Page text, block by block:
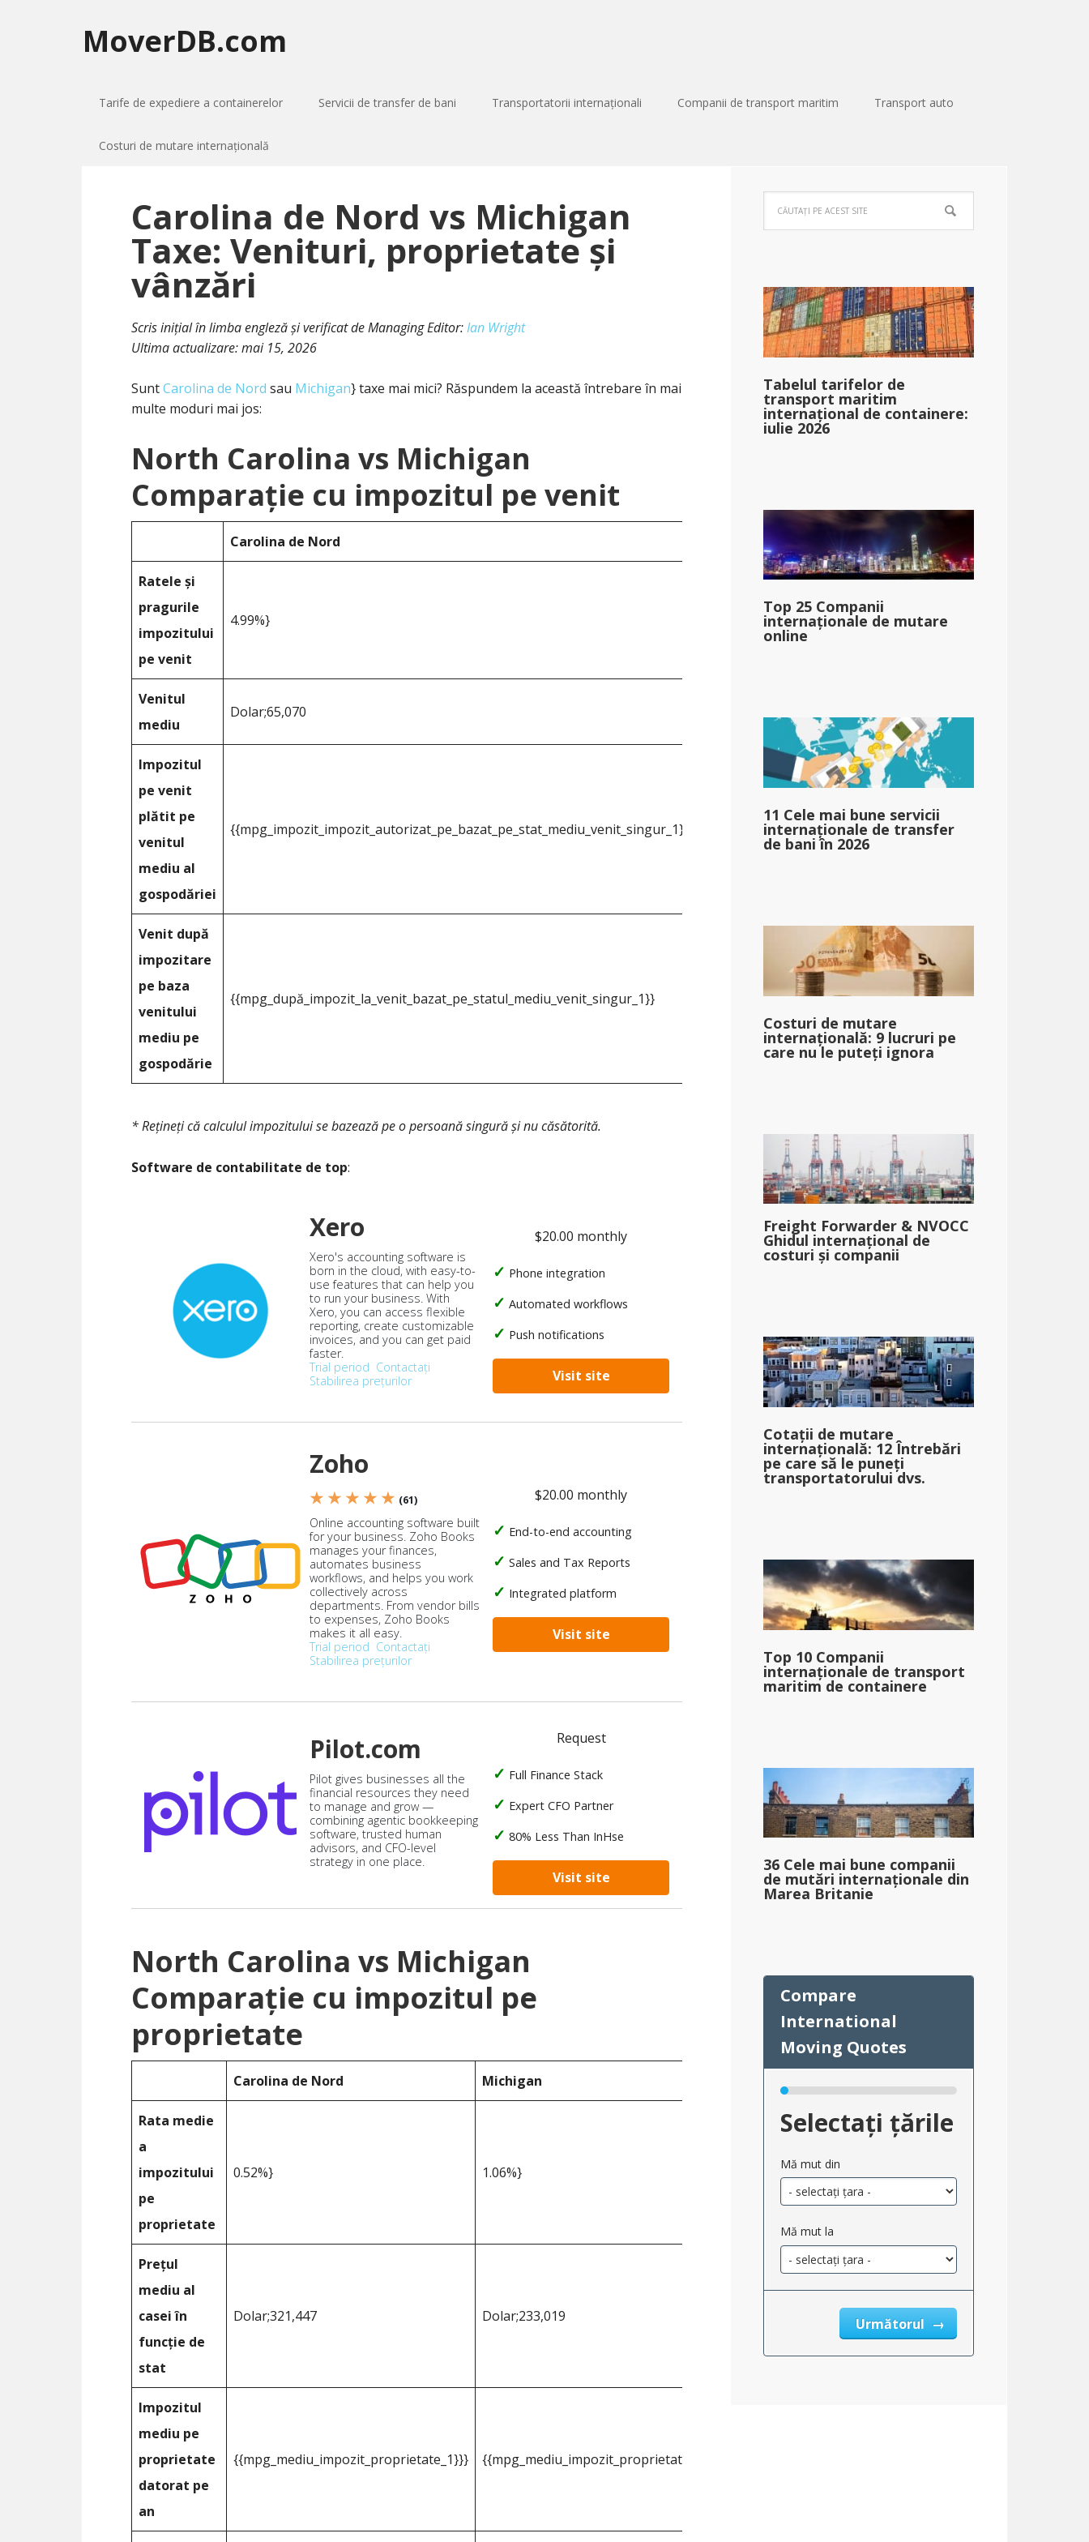
MoverDB.com
Tarife de expediere a containerelor Servicii de transfer de bani Transportatorii internaționali Companii de transport maritim Transport auto
Costuri de mutare internațională
Carolina de Nord vs Michigan
Taxe: Venituri, proprietate și
vânzări
Scris inițial în limba engleză și verificat de Managing Editor:Ian Wright
Ultima actualizare:mai 15, 2026
SuntCarolina de Nord sau Michigan} taxe mai mici? Răspundem la această întrebare în mai
multe moduri mai jos:
North Carolina vs Michigan
Comparație cu impozitul pe venit
Carolina de Nord
Ratele și
pragurile
impozitului
pe venit
4.99%}
Venitul
mediu
Dolar;65,070
Impozitul
pe venit
plătit pe
venitul
mediu al
gospodăriei
{{mpg_impozit_impozit_autorizat_pe_bazat_pe_stat_mediu_venit_singur_1}}
Venit după
impozitare
pe baza
venitului
mediu pe
gospodărie
{{mpg_după_impozit_la_venit_bazat_pe_statul_mediu_venit_singur_1}} {{mpg_după_impozit_la_venit_bazat_pe_venit_mediu_singur_2}}
* Rețineți că calculul impozitului se bazează pe o persoană singură și nu căsătorită.
Software de contabilitate de top:
Xero
Xero's accounting software is
born in the cloud, with easy-to-
use features that can help you
to run your business. With
Xero, you can access flexible
reporting, create customizable
invoices, and you can get paid
faster.
Trial period Contactați
Stabilirea prețurilor
$20.00 monthly
Phone integration
Automated workflows
Push notifications
Visit site
Zoho
★ ★ ★ ★ ★ (61)
Online accounting software built
for your business. Zoho Books
manages your finances,
automates business
workflows, and helps you work
collectively across
departments. From vendor bills
to expenses, Zoho Books
makes it all easy.
Trial period Contactați
Stabilirea prețurilor
$20.00 monthly
End-to-end accounting
Sales and Tax Reports
Integrated platform
Visit site
Pilot.com
Pilot gives businesses all the
financial resources they need
to manage and grow —
combining agentic bookkeeping
software, trusted human
advisors, and CFO-level
strategy in one place.
Request
Full Finance Stack
Expert CFO Partner
80% Less Than InHse
Visit site
North Carolina vs Michigan
Comparație cu impozitul pe
proprietate
Carolina de Nord Michigan
Rata medie
a
impozitului
pe
proprietate
0.52%} 1.06%}
Prețul
mediu al
casei în
funcție de
stat
Dolar;321,447 Dolar;233,019
Impozitul
mediu pe
proprietate
datorat pe
an
{{mpg_mediu_impozit_proprietate_1}}} {{mpg_mediu_impozit_proprietate_2}}
Tabelul tarifelor de
transport maritim
internațional de containere:
iulie 2026
Top 25 Companii
internaționale de mutare
online
11 Cele mai bune servicii
internaționale de transfer
de bani în 2026
Costuri de mutare
internațională: 9 lucruri pe
care nu le puteți ignora
Freight Forwarder & NVOCC
Ghidul internațional de
costuri și companii
Cotații de mutare
internațională: 12 Întrebări
pe care să le puneți
transportatorului dvs.
Top 10 Companii
internaționale de transport
maritim de containere
36 Cele mai bune companii
de mutări internaționale din
Marea Britanie
Selectați țările
Mă mut din
Mă mut la
Următorul